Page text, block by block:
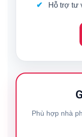
Hỗ trợ tư
Phù hợp nhà